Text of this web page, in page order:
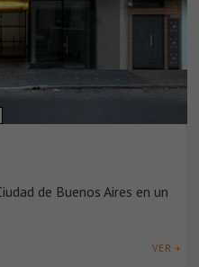
de Buenos Aires en un
VER +